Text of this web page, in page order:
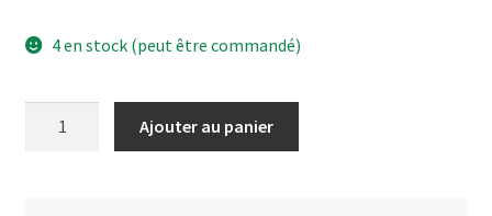
4 en stock (peut être commandé)
Ajouter au panier